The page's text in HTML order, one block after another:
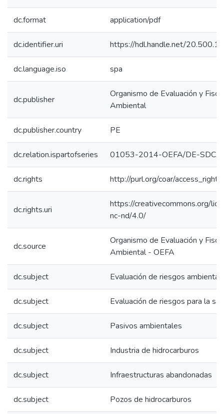
dc.format application/pdf
dc.identifier.uri https://hdl.handle.net/
dc.language.iso spa
dc.publisher
Organismo de Evaluación y
Ambiental
dc.publisher.country PE
dc.relation.ispartofseries 01053-2014-OEFA/DE-SDCA;
dc.rights http://purl.org/coar/access_right/
dc.rights.uri
https://creativecommons.org/
nc-nd/4.0/
dc.source
Organismo de Evaluación y
Ambiental - OEFA
dc.subject Evaluación de riesgos
dc.subject Evaluación de riesgos para la
dc.subject Pasivos ambientales
dc.subject Industria de hidrocarburos
dc.subject Infraestructuras abandonadas
dc.subject Pozos de hidrocarburos